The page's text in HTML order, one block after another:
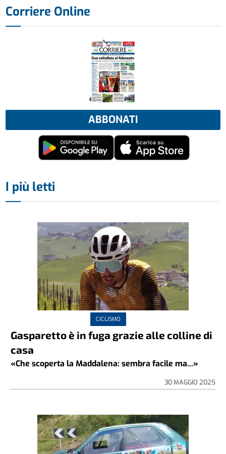
Corriere Online
ABBONATI
I più letti
CICLISMO
Gasparetto è in fuga grazie alle colline di
casa
«Che scoperta la Maddalena: sembra facile ma...»
30 MAGGIO 2025